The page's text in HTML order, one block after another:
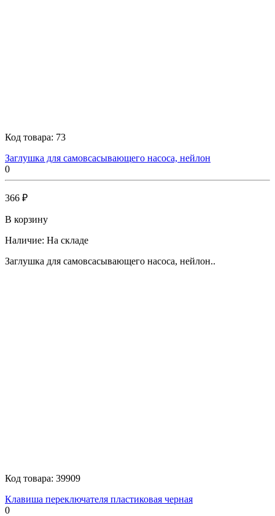
Код товара: 73
Заглушка для самовсасывающего насоса, нейлон
0
366 ₽
В корзину
Наличие: На складе
Заглушка для самовсасывающего насоса, нейлон..
Код товара: 39909
Клавиша переключателя пластиковая черная
0